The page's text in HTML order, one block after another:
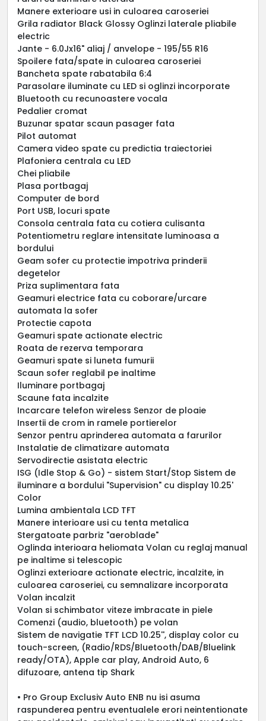
Manere exterioare usi in culoarea caroseriei
Grila radiator Black Glossy Oglinzi laterale pliabile
electric
Jante - 6.0Jx16" aliaj / anvelope - 195/55 R16
Spoilere fata/spate in culoarea caroseriei
Bancheta spate rabatabila 6:4
Parasolare iluminate cu LED si oglinzi incorporate
Bluetooth cu recunoastere vocala
Pedalier cromat
Buzunar spatar scaun pasager fata
Pilot automat
Camera video spate cu predictia traiectoriei
Plafoniera centrala cu LED
Chei pliabile
Plasa portbagaj
Computer de bord
Port USB, locuri spate
Consola centrala fata cu cotiera culisanta
Potentiometru reglare intensitate luminoasa a
bordului
Geam sofer cu protectie impotriva prinderii
degetelor
Priza suplimentara fata
Geamuri electrice fata cu coborare/urcare
automata la sofer
Protectie capota
Geamuri spate actionate electric
Roata de rezerva temporara
Geamuri spate si luneta fumurii
Scaun sofer reglabil pe inaltime
Iluminare portbagaj
Scaune fata incalzite
Incarcare telefon wireless Senzor de ploaie
Insertii de crom in ramele portierelor
Senzor pentru aprinderea automata a farurilor
Instalatie de climatizare automata
Servodirectie asistata electric
ISG (Idle Stop & Go) - sistem Start/Stop Sistem de
iluminare a bordului "Supervision" cu display 10.25'
Color
Lumina ambientala LCD TFT
Manere interioare usi cu tenta metalica
Stergatoate parbriz "aeroblade"
Oglinda interioara heliomata Volan cu reglaj manual
pe inaltime si telescopic
Oglinzi exterioare actionate electric, incalzite, in
culoarea caroseriei, cu semnalizare incorporata
Volan incalzit
Volan si schimbator viteze imbracate in piele
Comenzi (audio, bluetooth) pe volan
Sistem de navigatie TFT LCD 10.25'', display color cu
touch-screen, (Radio/RDS/Bluetooth/DAB/Bluelink
ready/OTA), Apple car play, Android Auto, 6
difuzoare, antena tip Shark
• Pro Group Exclusiv Auto ENB nu isi asuma
raspunderea pentru eventualele erori neintentionate